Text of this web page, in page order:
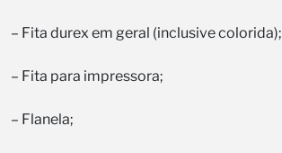
– Fita durex em geral (inclusive colorida);
– Fita para impressora;
– Flanela;